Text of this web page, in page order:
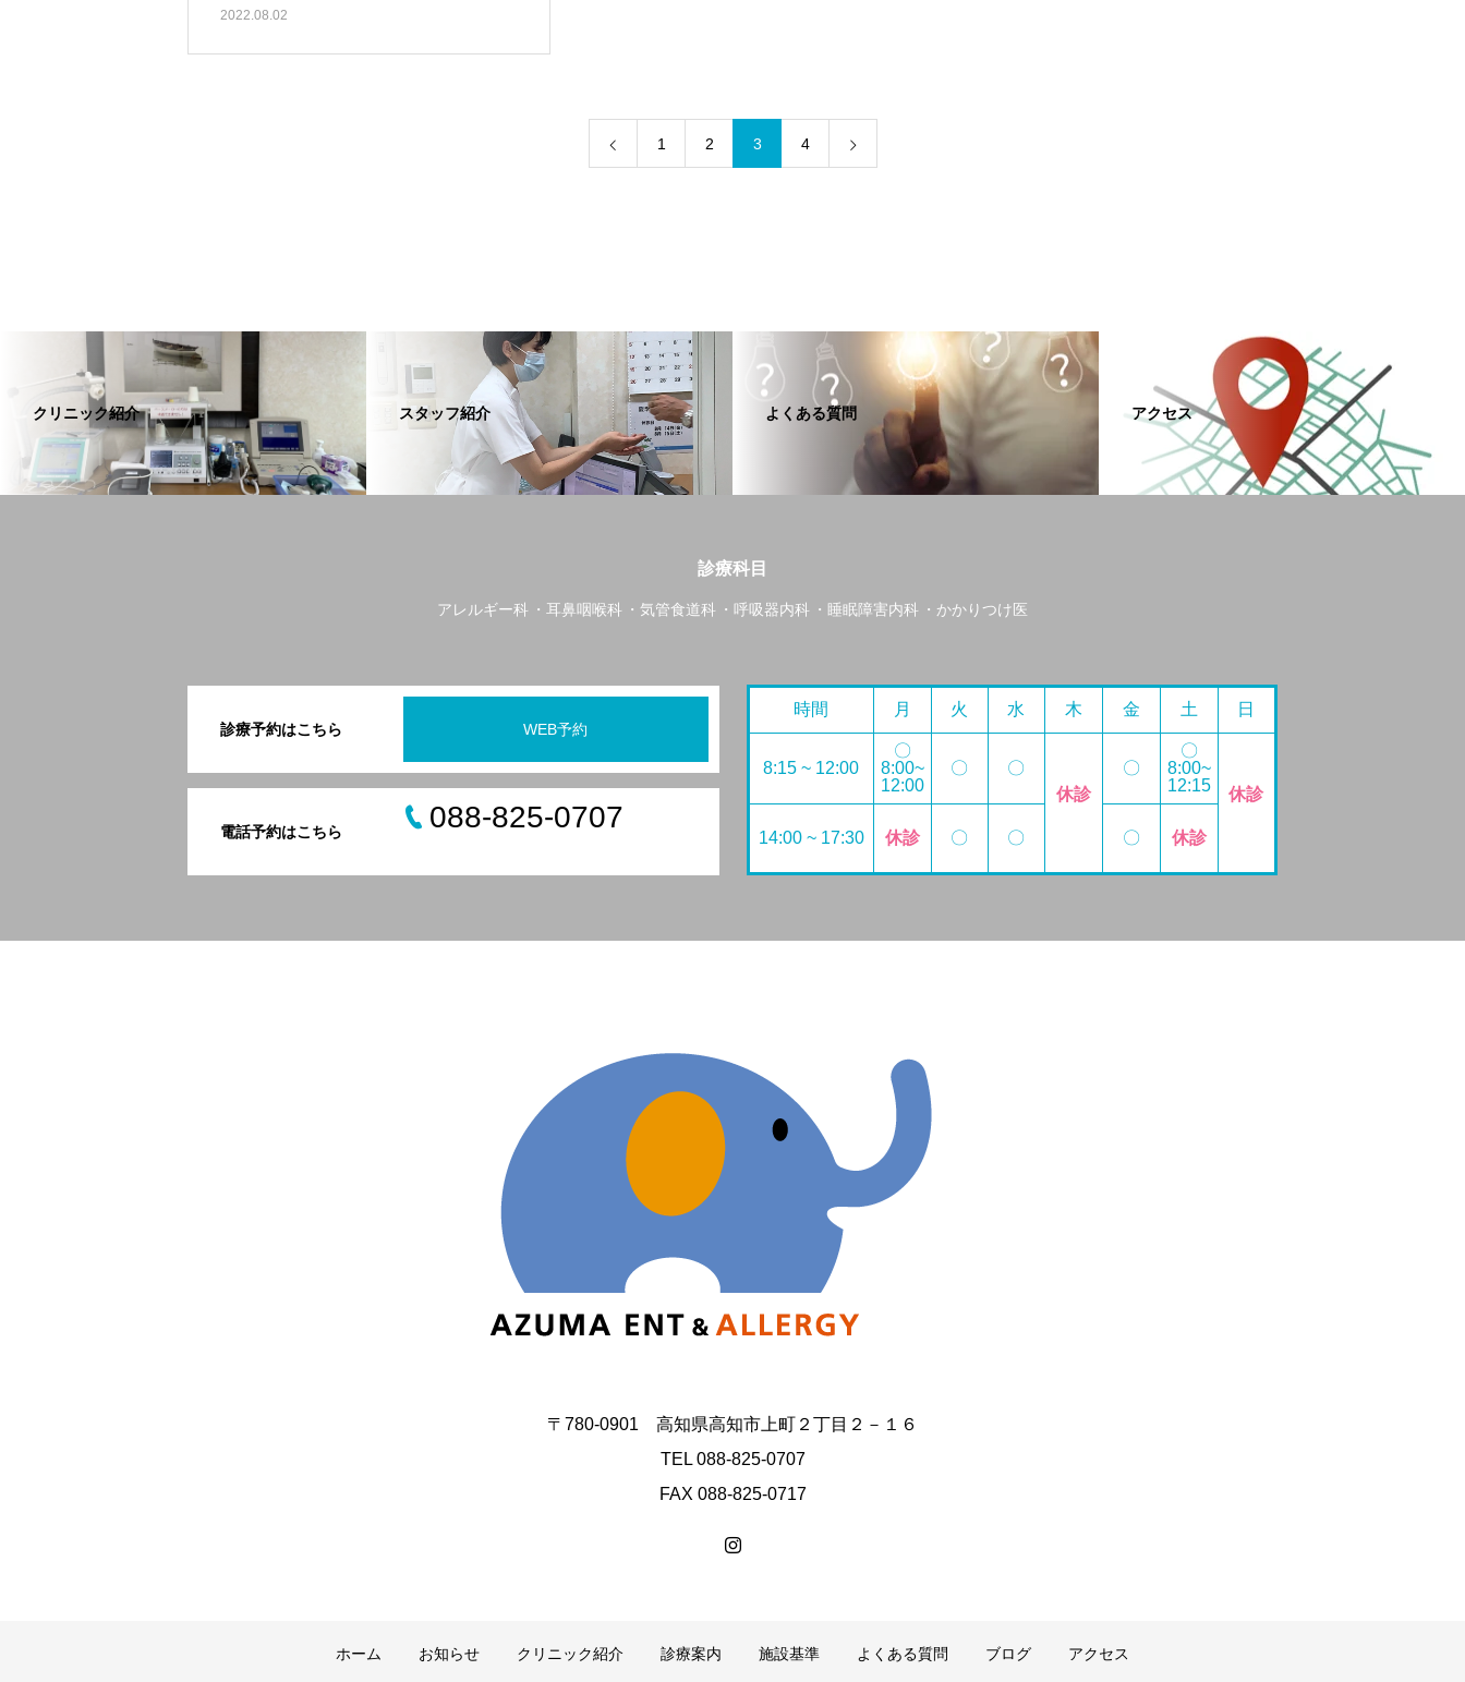
2022.08.02
1 2 3 4
クリニック紹介 スタッフ紹介 よくある質問 アクセス
診療科目
アレルギー科 耳鼻咽喉科 気管食道科 呼吸器内科 睡眠障害内科 かかりつけ医
診療予約はこちら WEB予約
電話予約はこちら 088-825-0707
時間 月 火 水 木 金 土 日
8:15 ~ 12:00
〇
8:00~
12:00
〇
〇
休診
〇
〇
8:00~
12:15
休診
14:00 ~ 17:30 休診 〇 〇 〇 休診
〒780-0901 高知県高知市上町２丁目２－１６
TEL 088-825-0707
FAX 088-825-0717
ホーム お知らせ クリニック紹介 診療案内 施設基準 よくある質問 ブログ アクセス